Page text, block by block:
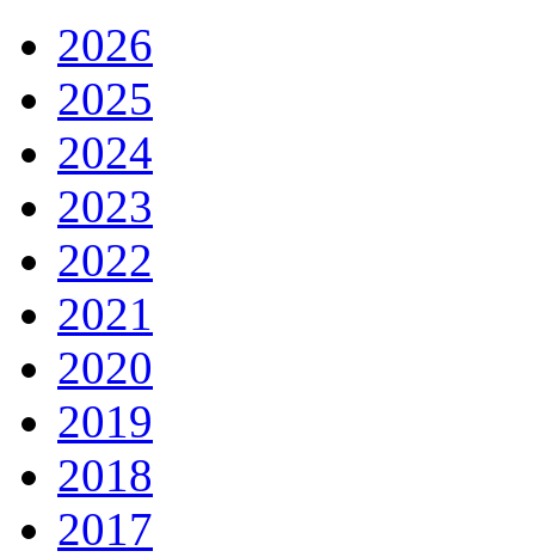
2026
2025
2024
2023
2022
2021
2020
2019
2018
2017